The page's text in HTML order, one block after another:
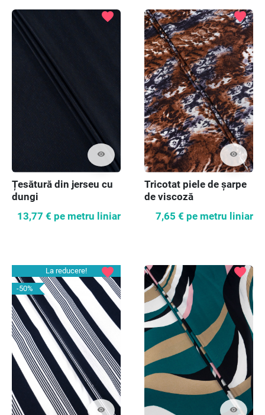
visibility
favorite
Țesătură din jerseu cu
dungi
13,77 € pe metru liniar
visibility
favorite
Tricotat piele de șarpe
de viscoză
7,65 € pe metru liniar
La reducere!
-50%
visibility
favorite
visibility
favorite